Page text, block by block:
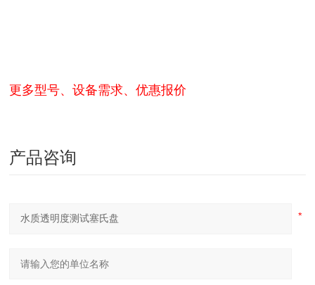
更多型号、设备需求、优惠报价
产品咨询